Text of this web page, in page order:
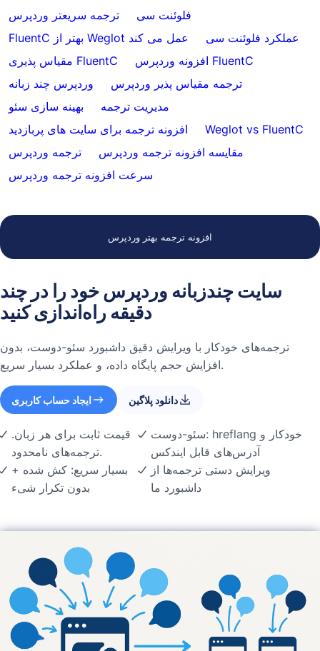
ترجمه سریعتر وردپرس
فلوئنت سی
FluentC بهتر از Weglot عمل می کند
عملکرد فلوئنت سی
مقیاس پذیری FluentC
افزونه وردپرس FluentC
وردپرس چند زبانه
ترجمه مقیاس پذیر وردپرس
بهینه سازی سئو
مدیریت ترجمه
افزونه ترجمه برای سایت های پربازدید
Weglot vs FluentC
ترجمه وردپرس
مقایسه افزونه ترجمه وردپرس
سرعت افزونه ترجمه وردپرس
افزونه ترجمه بهتر وردپرس
سایت چندزبانه وردپرس خود را در چند
دقیقه راه‌اندازی کنید
ترجمه‌های خودکار با ویرایش دقیق داشبورد سئو-دوست، بدون
افزایش حجم پایگاه داده، و عملکرد بسیار سریع.
ایجاد حساب کاربری دانلود پلاگین
قیمت ثابت برای هر زبان.
ترجمه‌های نامحدود.
بسیار سریع: کش شده +
بدون تکرار شیء
سئو-دوست: hreflang خودکار و
آدرس‌های قابل ایندکس
ویرایش دستی ترجمه‌ها از
داشبورد ما